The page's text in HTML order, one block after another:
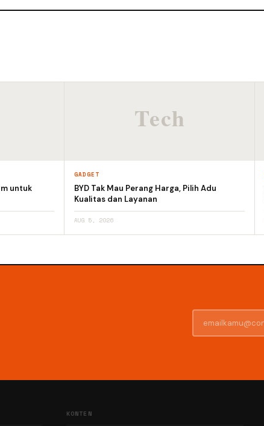
untuk
GADGET
BYD Tak Mau Perang Harga, Pilih Adu
Kualitas dan Layanan
AUG 5, 2026
KONTEN